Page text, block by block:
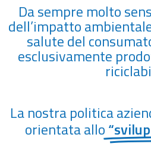
Da sempre molto
dell’impatto
salute del
esclusivamente
La nostra politica
orientata allo